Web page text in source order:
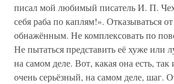
писал мой любимый писатель И. П.
себя раба по каплям!». Отказываться от
обнажённым. Не комплексовать по
Не пытаться представить её хуже или
на самом деле. Вот, какая она есть,
очень серьёзный, на самом деле, шаг.